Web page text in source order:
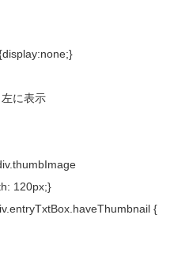
に表示
120px;}
{